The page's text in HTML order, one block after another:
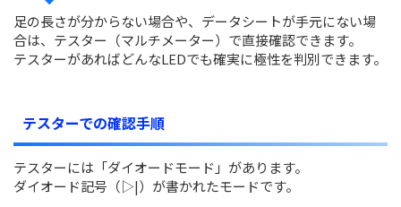
足の長さが分からない場合や、データシートが手元にない場
合は、テスター（マルチメーター）で直接確認できます。
テスターがあればどんなLEDでも確実に極性を判別できます。
テスターでの確認手順
テスターには「ダイオードモード」があります。
ダイオード記号（▷|）が書かれたモードです。